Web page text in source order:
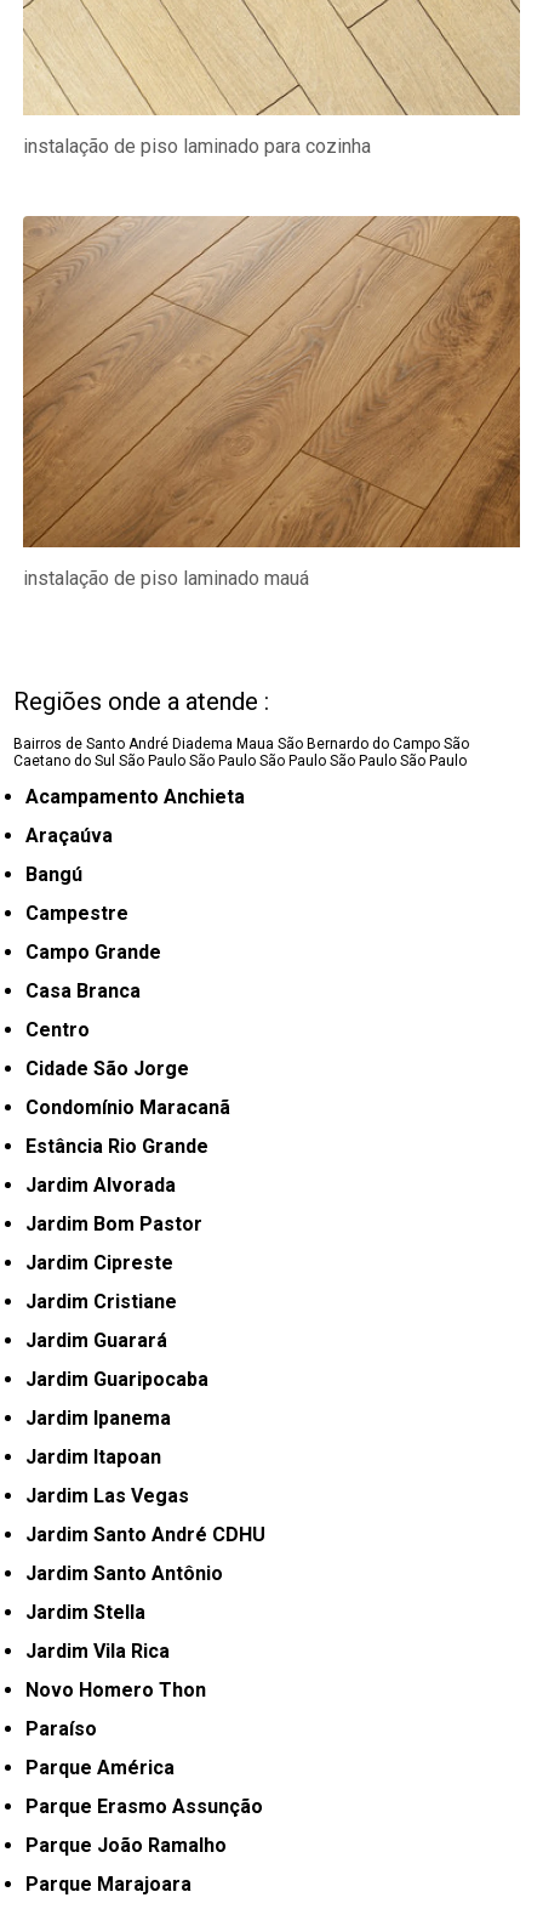
instalação de piso laminado para cozinha
instalação de piso laminado mauá
Regiões onde a atende :
Bairros de Santo André Diadema Maua São Bernardo do Campo São
Caetano do SulSão Paulo São Paulo São Paulo São Paulo São Paulo
Acampamento Anchieta
Araçaúva
Bangú
Campestre
Campo Grande
Casa Branca
Centro
Cidade São Jorge
Condomínio Maracanã
Estância Rio Grande
Jardim Alvorada
Jardim Bom Pastor
Jardim Cipreste
Jardim Cristiane
Jardim Guarará
Jardim Guaripocaba
Jardim Ipanema
Jardim Itapoan
Jardim Las Vegas
Jardim Santo André CDHU
Jardim Santo Antônio
Jardim Stella
Jardim Vila Rica
Novo Homero Thon
Paraíso
Parque América
Parque Erasmo Assunção
Parque João Ramalho
Parque Marajoara